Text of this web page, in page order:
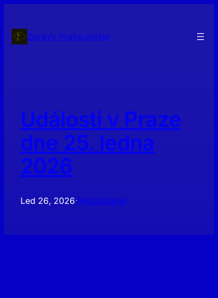
obsahZprávy Praha.online
Události v Praze
dne 25. ledna
2026
Led 26, 2026 ·Nezařazené